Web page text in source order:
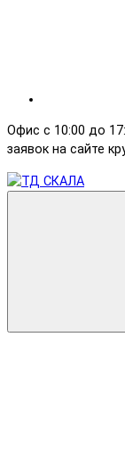
Офис с 10:00 до
заявок на сайте